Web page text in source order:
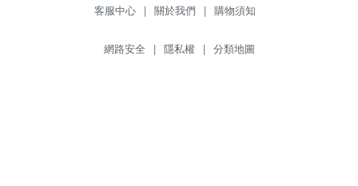
客服中心 | 關於我們 | 購物須知
網路安全 | 隱私權 | 分類地圖